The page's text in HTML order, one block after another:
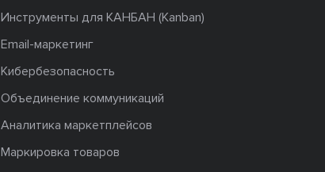
Инструменты для КАНБАН (Kanban)
Email-маркетинг
Кибербезопасность
Объединение коммуникаций
Аналитика маркетплейсов
Маркировка товаров